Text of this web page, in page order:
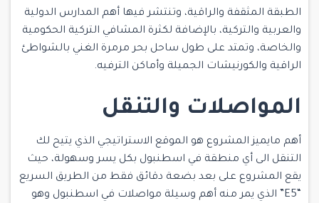
الطبقة المثقفة والراقية، وتنتشر فيها أهم المدارس الدولية
والعربية والتركية، بالإضافة لكثرة المشافي التركية الحكومية
والخاصة، وتمتد على طول ساحل بحر مرمرة الغني بالشواطئ
الراقية والكورنيشات الجميلة وأماكن الترفيه.
المواصلات والتنقل
أهم مايميز المشروع هو الموقع الاستراتيجي الذي يتيح لك
التنقل الى أي منطقة في اسطنبول بكل يسر وسهولة، حيث
يقع المشروع على بعد بضعة دقائق فقط من الطريق السريع
“E5” الذي يمر منه أهم وسيلة مواصلات في اسطنبول وهو